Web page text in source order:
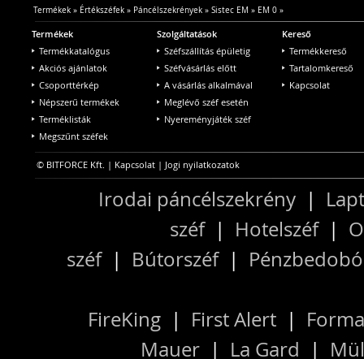
Termékek» Értékszéfek» Páncélszekrények» Sistec EM » EM 0»
Termékek
Termékkatalógus
Akciós ajánlatok
Csoporttérkép
Népszerű termékek
Terméklisták
Megszűnt széfek
Szolgáltatások
Széfszállítás épületig
Széfvásárlás előtt
A vásárlás alkalmával
Meglévő széf esetén
Nyereményjáték széf
Kereső
Termékkereső
Tartalomkereső
Kapcsolat
© BITFORCE Kft. | Kapcsolat | Jogi nyilatkozatok
Irodai páncélszekrény |
széf| Hotelszéf|
széf| Bútorszéf|
FireKing | First Alert |
Mauer | La Gard |